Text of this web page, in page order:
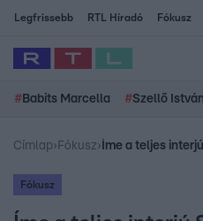
Legfrissebb RTL Híradó Fókusz
# Babits Marcella #Szellő István
Címlap› Fókusz›
Fókusz